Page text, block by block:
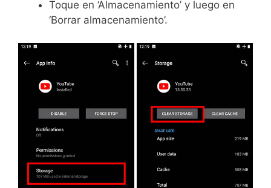
Toque en ‘Almacenamiento’ y luego en
‘Borrar almacenamiento’.